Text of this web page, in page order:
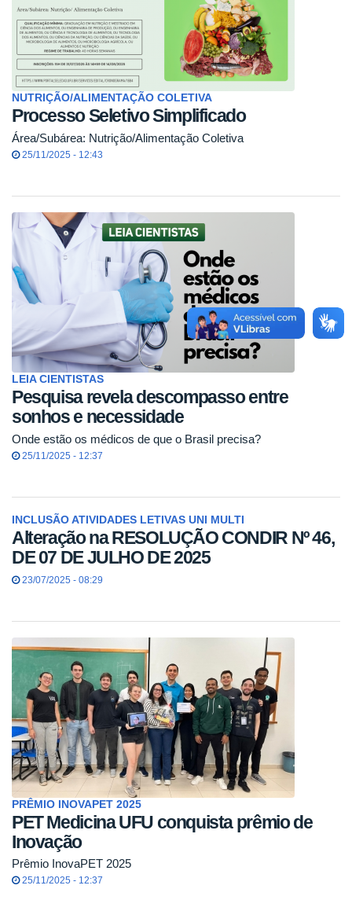
NUTRIÇÃO/ALIMENTAÇÃO COLETIVA
Processo Seletivo Simplificado
Área/Subárea: Nutrição/Alimentação Coletiva
25/11/2025 - 12:43
LEIA CIENTISTAS
Pesquisa revela descompasso entre
sonhos e necessidade
Onde estão os médicos de que o Brasil precisa?
25/11/2025 - 12:37
INCLUSÃO ATIVIDADES LETIVAS UNI MULTI
Alteração na RESOLUÇÃO CONDIR Nº 46,
DE 07 DE JULHO DE 2025
23/07/2025 - 08:29
PRÊMIO INOVAPET 2025
PET Medicina UFU conquista prêmio de
Inovação
Prêmio InovaPET 2025
25/11/2025 - 12:37